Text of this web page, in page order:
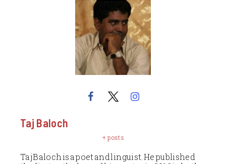
Taj Baloch
+ posts
Taj Baloch is a poet and linguist. He published